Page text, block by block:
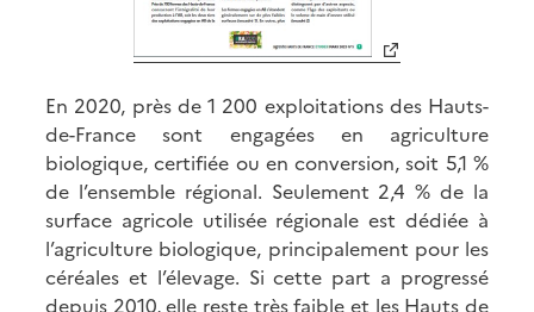
En 2020, près de 1 200 exploitations des Hauts-
de-France sont engagées en agriculture
biologique, certifiée ou en conversion, soit 5,1 %
de l’ensemble régional. Seulement 2,4 % de la
surface agricole utilisée régionale est dédiée à
l’agriculture biologique, principalement pour les
céréales et l’élevage. Si cette part a progressé
depuis 2010, elle reste très faible et les Hauts de